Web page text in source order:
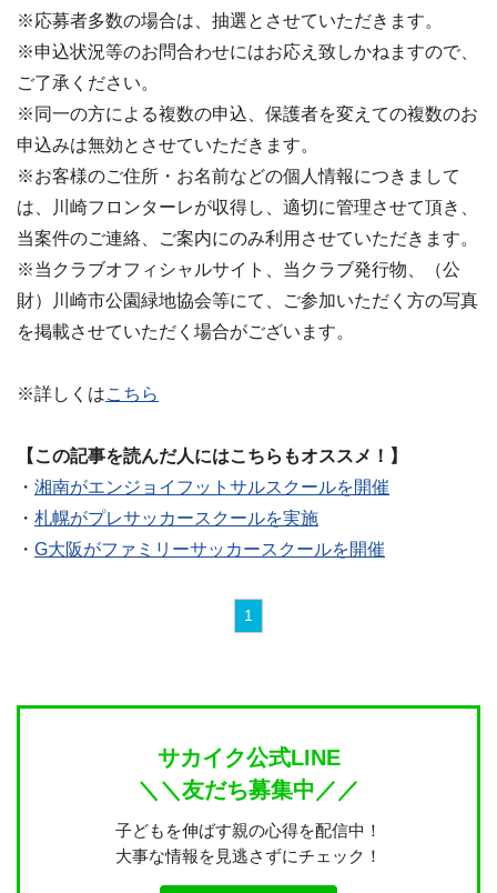
※応募者多数の場合は、抽選とさせていただきます。
※申込状況等のお問合わせにはお応え致しかねますので、
ご了承ください。
※同一の方による複数の申込、保護者を変えての複数のお
申込みは無効とさせていただきます。
※お客様のご住所・お名前などの個人情報につきまして
は、川崎フロンターレが収得し、適切に管理させて頂き、
当案件のご連絡、ご案内にのみ利用させていただきます。
※当クラブオフィシャルサイト、当クラブ発行物、（公
財）川崎市公園緑地協会等にて、ご参加いただく方の写真
を掲載させていただく場合がございます。
※詳しくはこちら
【この記事を読んだ人にはこちらもオススメ！】
・ 湘南がエンジョイフットサルスクールを開催
・ 札幌がプレサッカースクールを実施
・ G大阪がファミリーサッカースクールを開催
1
サカイク公式LINE
＼＼友だち募集中／／
子どもを伸ばす親の心得を配信中！
大事な情報を見逃さずにチェック！